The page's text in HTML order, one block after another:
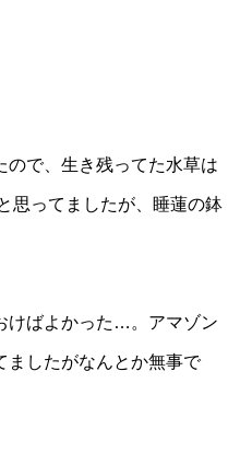
ので、生き残ってた水草は
思ってましたが、睡蓮の鉢
けばよかった…。アマゾン
ましたがなんとか無事で